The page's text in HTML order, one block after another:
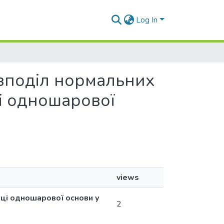
Log In
нормальних
одношарової
views
одношарової основи у
2